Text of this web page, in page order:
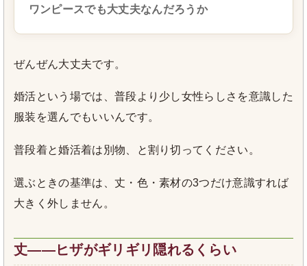
ワンピースでも大丈夫なんだろうか
ぜんぜん大丈夫です。
婚活という場では、普段より少し女性らしさを意識した
服装を選んでもいいんです。
普段着と婚活着は別物、と割り切ってください。
選ぶときの基準は、丈・色・素材の3つだけ意識すれば
大きく外しません。
丈――ヒザがギリギリ隠れるくらい